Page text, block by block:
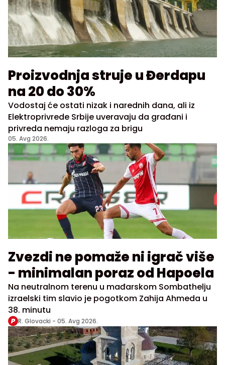
Proizvodnja struje u Đerdapu
na 20 do 30%
Vodostaj će ostati nizak i narednih dana, ali iz
Elektroprivrede Srbije uveravaju da građani i
privreda nemaju razloga za brigu
05. Avg 2026.
Zvezdi ne pomaže ni igrač više
- minimalan poraz od Hapoela
Na neutralnom terenu u mađarskom Sombathelju
izraelski tim slavio je pogotkom Zahija Ahmeda u
38. minutu
R. Glovacki - 05. Avg 2026.